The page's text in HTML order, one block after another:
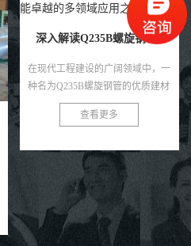
螺旋钢管有什么用途
管凭借其独特的优势，已经成为一
种不可或缺的工程材料。从城市建
设到工业应用，从桥梁建设到高速